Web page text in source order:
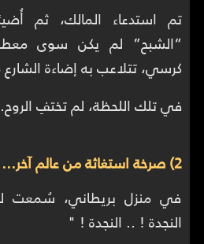
تم استدعاء المالك، ثم
“الشبح” لم يكن سوى
كرسي، تتلاعب به إضاءة
في تلك اللحظة، لم تختفِ
2) صرخة استغاثة من عالم آخر… بصوت منقار
في منزل بريطاني، سُمعت
النجدة ! .. النجدة ! "